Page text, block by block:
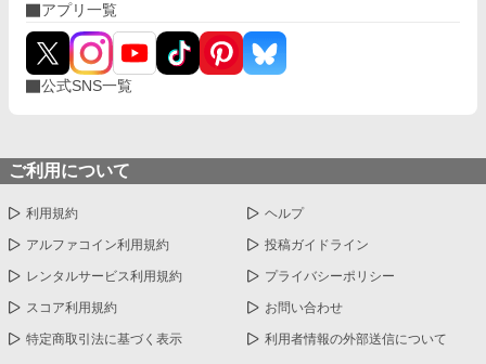
ていく公爵令嬢と、実は彼女のことが大好きで仕方ないツンデレ
皇太子によるじれじれラブストーリー。 ※こちらの作品は小説家
になろうにも重複投稿しています。
アプリ一覧
公式SNS一覧
ご利用について
利用規約 ヘルプ
アルファコイン利用規約 投稿ガイドライン
レンタルサービス利用規約 プライバシーポリシー
スコア利用規約 お問い合わせ
特定商取引法に基づく表示 利用者情報の外部送信について